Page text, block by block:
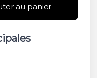
au panier